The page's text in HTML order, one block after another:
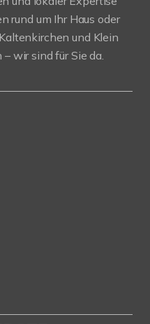
rund um Ihr Haus oder
und Klein
wir sind für Sie da.